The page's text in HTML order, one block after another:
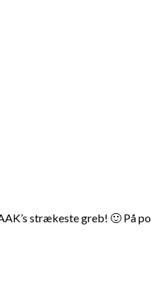
strækeste greb! 🙂 På